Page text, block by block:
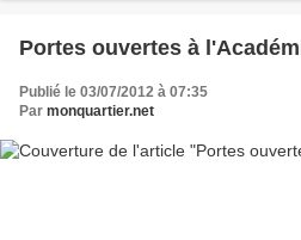
Portes ouvertes à
Publié le 03/07/2012 à 07:35
Par monquartier.net